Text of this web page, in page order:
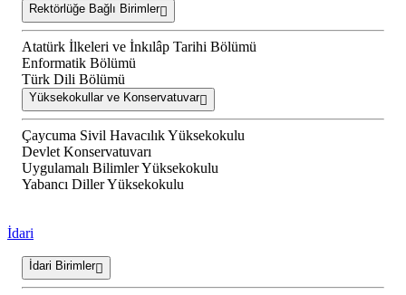
Rektörlüğe Bağlı Birimler
Atatürk İlkeleri ve İnkılâp Tarihi Bölümü
Enformatik Bölümü
Türk Dili Bölümü
Yüksekokullar ve Konservatuvar
Çaycuma Sivil Havacılık Yüksekokulu
Devlet Konservatuvarı
Uygulamalı Bilimler Yüksekokulu
Yabancı Diller Yüksekokulu
İdari
İdari Birimler